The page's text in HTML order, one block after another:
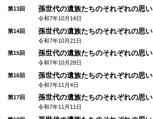
第13回 孫世代の遺族たちのそれぞれの思い
令和7年10月14日
第14回 孫世代の遺族たちのそれぞれの思い
令和7年10月21日
第15回 孫世代の遺族たちのそれぞれの思い
令和7年10月28日
第16回 孫世代の遺族たちのそれぞれの思い
令和7年11月4日
第17回 孫世代の遺族たちのそれぞれの思い
令和7年11月11日